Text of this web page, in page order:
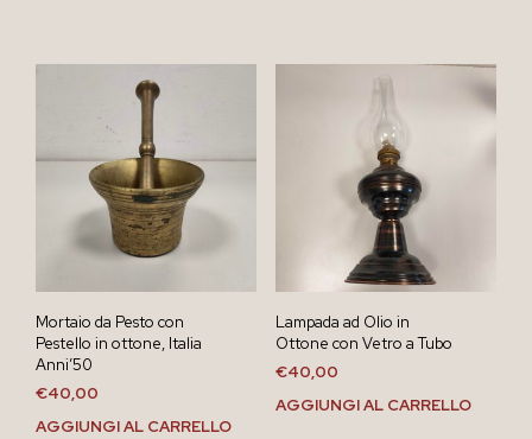
Mortaio da Pesto con
Pestello in ottone, Italia
Anni’50
€40,00
AGGIUNGI AL CARRELLO
Lampada ad Olio in
Ottone con Vetro a Tubo
€40,00
AGGIUNGI AL CARRELLO